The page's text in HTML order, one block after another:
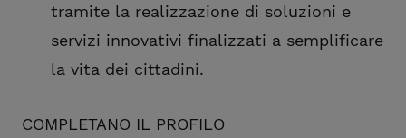
tramite la realizzazione di soluzioni e
servizi innovativi finalizzati a semplificare
la vita dei cittadini.
COMPLETANO IL PROFILO